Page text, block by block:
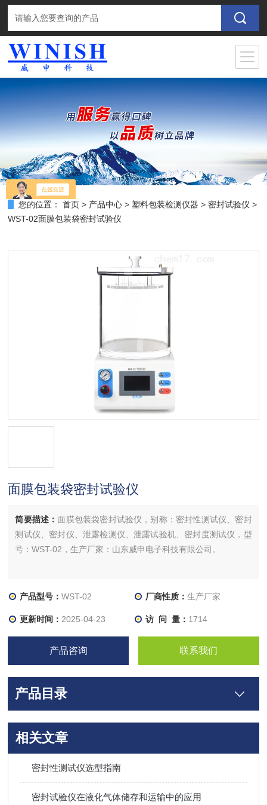
您的位置： 首页 > 产品中心 > 塑料包装检测仪器 > 密封试验仪 >
WST-02面膜包装袋密封试验仪
面膜包装袋密封试验仪
简要描述：面膜包装袋密封试验仪，别称：密封性测试仪、密封
测试仪、密封仪、泄露检测仪、泄露试验机、密封度测试仪，型
号：WST-02，生产厂家：山东威申电子科技有限公司。
产品型号：WST-02 厂商性质： 生产厂家
更新时间： 2025-04-23 访 问 量： 1714
产品咨询 联系我们
产品目录
相关文章
密封性测试仪选型指南
密封试验仪在液化气体储存和运输中的应用